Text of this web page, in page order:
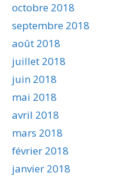
octobre 2018
septembre 2018
août 2018
juillet 2018
juin 2018
mai 2018
avril 2018
mars 2018
février 2018
janvier 2018